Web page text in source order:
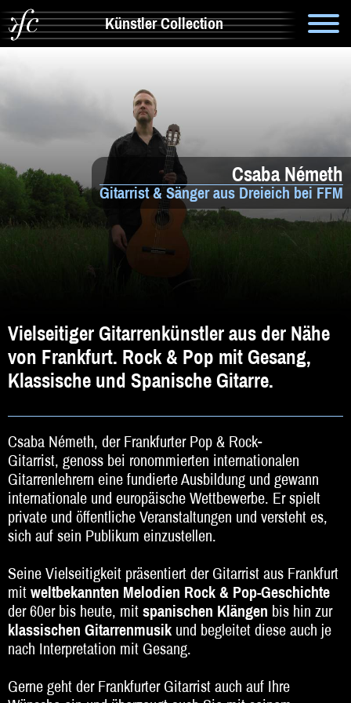
Künstler Collection
Info
Artistik & Tanz
Bands
Solomusiker
Zauberer & Co
Comedy
DJ
Hochzeitsband
Jazz & Swing
Klassische Musik
Latin & Salsa
Oktoberfestband
Schlagerband
Walk-Act
Weltmusik
Sonstiges
Gitarrist & Sänger aus Dreieich bei FFM
Csaba Németh
Vielseitiger Gitarrenkünstler aus der Nähe
von Frankfurt. Rock & Pop mit Gesang,
Klassische und Spanische Gitarre.
Csaba Németh, der Frankfurter Pop & Rock-
Gitarrist, genoss bei ronommierten internationalen
Gitarrenlehrern eine fundierte Ausbildung und gewann
internationale und europäische Wettbewerbe. Er spielt
private und öffentliche Veranstaltungen und versteht es,
sich auf sein Publikum einzustellen.
Seine Vielseitigkeit präsentiert der Gitarrist aus Frankfurt
mitweltbekannten Melodien Rock & Pop-Geschichte
der 60er bis heute, mitspanischen Klängen bis hin zur
klassischen Gitarrenmusik und begleitet diese auch je
nach Interpretation mit Gesang.
Gerne geht der Frankfurter Gitarrist auch auf Ihre